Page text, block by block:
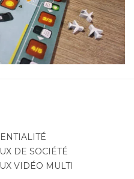
DE SOCIÉTÉ
VIDÉO MULTI